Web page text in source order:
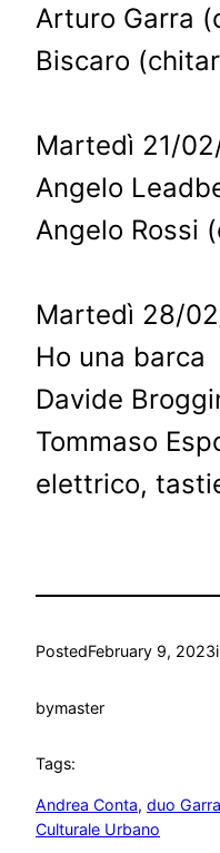
Arturo Garra
Biscaro
Martedì 21/
Angelo
Angelo Rossi
Martedì 28/
Ho una barca
Davide
Tommaso
elettrico,
PostedFebruary 9, 2023
bymaster
Tags:
Andrea Conta, duo
Culturale Urbano